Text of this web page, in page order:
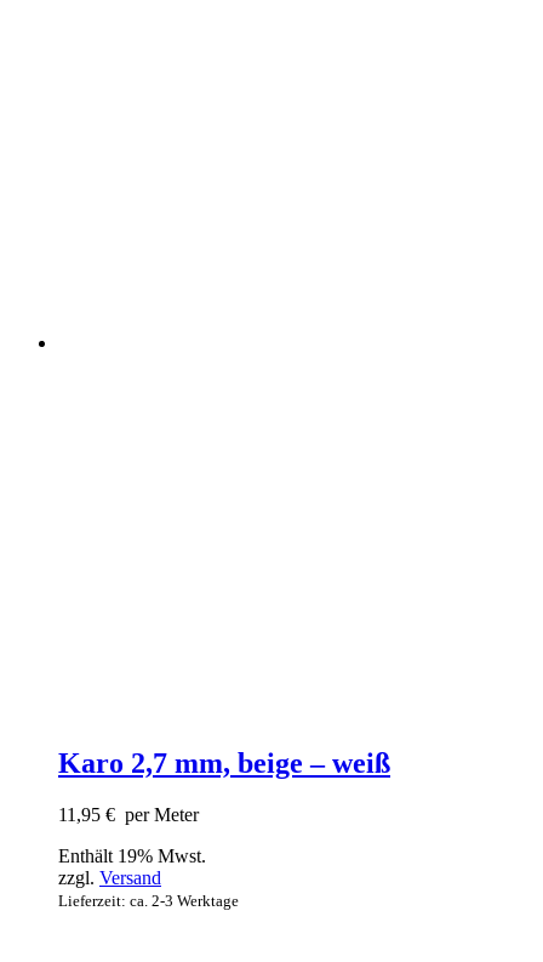
Karo 2,7 mm, beige – weiß
11,95 € per Meter
Enthält 19% Mwst.
zzgl. Versand
Lieferzeit: ca. 2-3 Werktage